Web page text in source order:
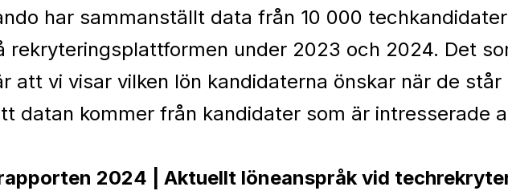
har sammanställt data från 10 000
rekryteringsplattformen under 2023 och 2024. Det
att vi visar vilken lön kandidaterna önskar när de
datan kommer från kandidater som är intresserade
2024 | Aktuellt löneanspråk vid